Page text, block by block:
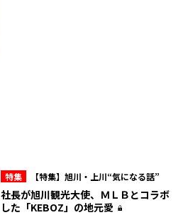
特集 【特集】旭川・上川“気になる話”
社長が旭川観光大使、ＭＬＢとコラボ
した「KEBOZ」の地元愛